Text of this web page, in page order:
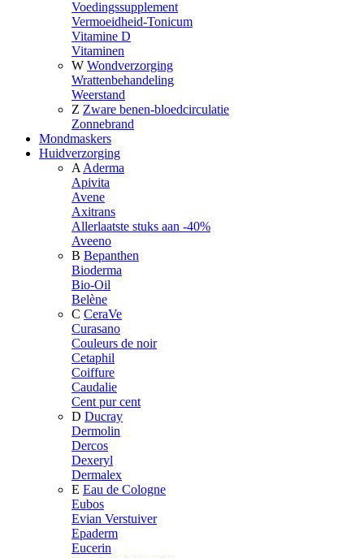
Voedingssupplement
Vermoeidheid-Tonicum
Vitamine D
Vitaminen
W Wondverzorging
Wrattenbehandeling
Weerstand
Z Zware benen-bloedcirculatie
Zonnebrand
Mondmaskers
Huidverzorging
A Aderma
Apivita
Avene
Axitrans
Allerlaatste stuks aan -40%
Aveeno
B Bepanthen
Bioderma
Bio-Oil
Belène
C CeraVe
Curasano
Couleurs de noir
Cetaphil
Coiffure
Caudalie
Cent pur cent
D Ducray
Dermolin
Dercos
Dexeryl
Dermalex
E Eau de Cologne
Eubos
Evian Verstuiver
Epaderm
Eucerin